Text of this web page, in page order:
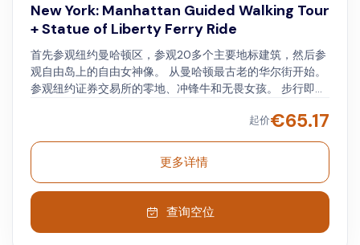
New York: Manhattan Guided Walking Tour
+ Statue of Liberty Ferry Ride
首先参观纽约曼哈顿区，参观20多个主要地标建筑，然后参
观自由岛上的自由女神像。 从曼哈顿最古老的华尔街开始。
参观纽约证券交易所的零地、冲锋牛和无畏女孩。 步行即可
Points、唐人街和小意大利。 了解当地文化，找出品尝纽约
当地美食的好去处。 行程在Flatiron大楼附近结束。 徒步之
旅结束后，乘坐渡轮前往自由岛。 通过多语种语音导览，近
距离欣赏自由女神像并探索展品。 导游不会在自由岛上与您
同行。
起价€65.17
更多详情
查询空位